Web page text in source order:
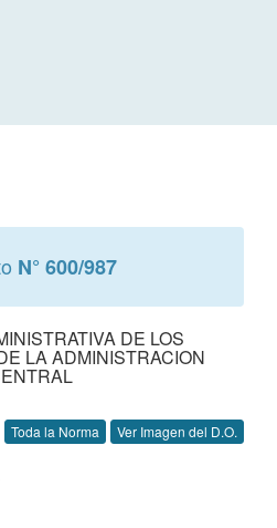
N° 600/987
DE LOS
LA ADMINISTRACION
Toda la Norma Ver Imagen del D.O.